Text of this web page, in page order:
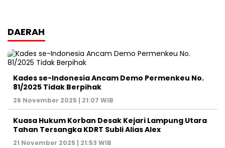
DAERAH
Kades se-Indonesia Ancam Demo Permenkeu No.
81/2025 Tidak Berpihak
26 November 2025 | 21:07 WIB
Kuasa Hukum Korban Desak Kejari Lampung Utara
Tahan Tersangka KDRT Subli Alias Alex
21 November 2025 | 21:53 WIB